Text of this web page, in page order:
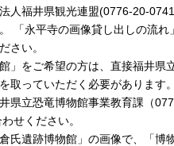
人福井県観光連盟(0776-20-
「永平寺の画像貸し出しの流れ
さい。
」をご希望の方は、直接福井県
取っていただく必要があります
県立恐竜博物館事業教育課（
せください。
氏遺跡博物館」の画像で、「博